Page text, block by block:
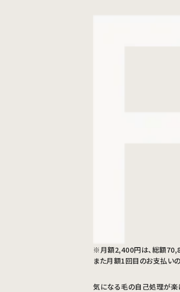
※月額2,400円は、総額
また月額1回目のお支払い
気になる毛の自己処理が楽